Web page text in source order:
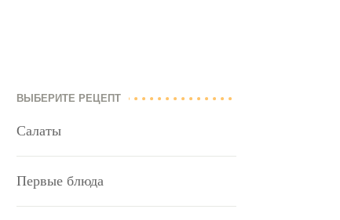
ВЫБЕРИТЕ РЕЦЕПТ
Салаты
Первые блюда